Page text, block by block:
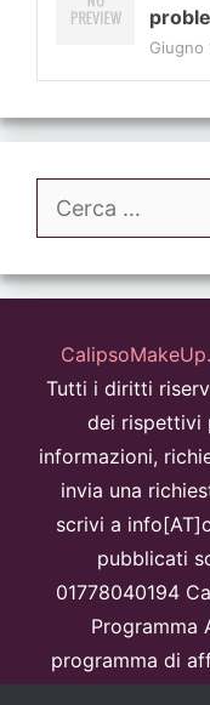
Giugno
Ricerca
Tutti i diritti
dei rispettivi
informazioni,
invia una
scrivi a
pubblicati
01778040194
Programma
programma di